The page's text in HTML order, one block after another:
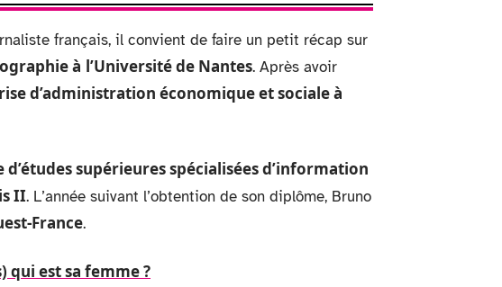
français, il convient de faire un petit récap sur
à l’Université de Nantes. Après avoir
d’administration économique et sociale à
d’études supérieures spécialisées d’information
II. L’année suivant l’obtention de son diplôme, Bruno
France.
qui est sa femme ?